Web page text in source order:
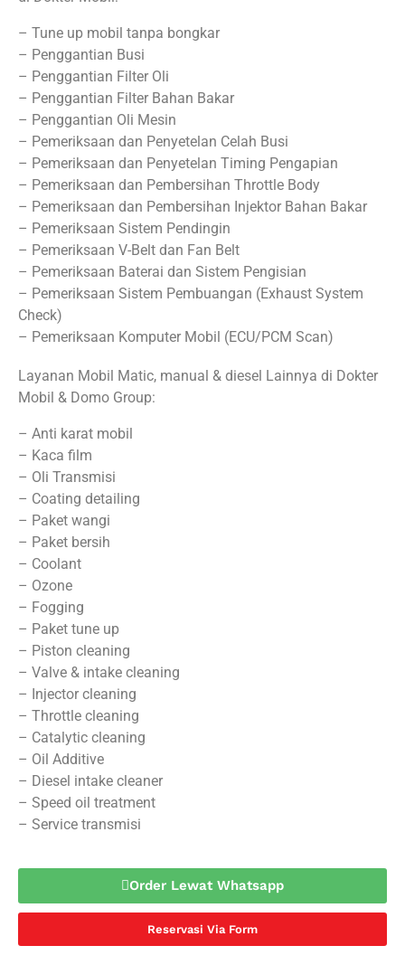
– Tune up mobil tanpa bongkar
– Penggantian Busi
– Penggantian Filter Oli
– Penggantian Filter Bahan Bakar
– Penggantian Oli Mesin
– Pemeriksaan dan Penyetelan Celah Busi
– Pemeriksaan dan Penyetelan Timing Pengapian
– Pemeriksaan dan Pembersihan Throttle Body
– Pemeriksaan dan Pembersihan Injektor Bahan Bakar
– Pemeriksaan Sistem Pendingin
– Pemeriksaan V-Belt dan Fan Belt
– Pemeriksaan Baterai dan Sistem Pengisian
– Pemeriksaan Sistem Pembuangan (Exhaust System
Check)
– Pemeriksaan Komputer Mobil (ECU/PCM Scan)
Layanan Mobil Matic, manual & diesel Lainnya di Dokter
Mobil & Domo Group:
– Anti karat mobil
– Kaca film
– Oli Transmisi
– Coating detailing
– Paket wangi
– Paket bersih
– Coolant
– Ozone
– Fogging
– Paket tune up
– Piston cleaning
– Valve & intake cleaning
– Injector cleaning
– Throttle cleaning
– Catalytic cleaning
– Oil Additive
– Diesel intake cleaner
– Speed oil treatment
– Service transmisi
Order Lewat Whatsapp
Reservasi Via Form